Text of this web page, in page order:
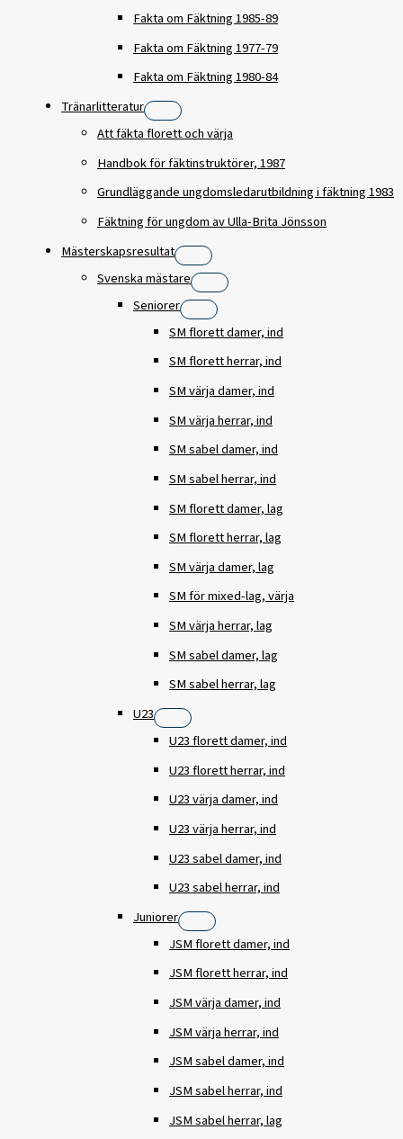
Fakta om Fäktning 1985-89
Fakta om Fäktning 1977-79
Fakta om Fäktning 1980-84
Tränarlitteratur
Att fäkta florett och värja
Handbok för fäktinstruktörer, 1987
Grundläggande ungdomsledarutbildning i fäktning 1983
Fäktning för ungdom av Ulla-Brita Jönsson
Mästerskapsresultat
Svenska mästare
Seniorer
SM florett damer, ind
SM florett herrar, ind
SM värja damer, ind
SM värja herrar, ind
SM sabel damer, ind
SM sabel herrar, ind
SM florett damer, lag
SM florett herrar, lag
SM värja damer, lag
SM för mixed-lag, värja
SM värja herrar, lag
SM sabel damer, lag
SM sabel herrar, lag
U23
U23 florett damer, ind
U23 florett herrar, ind
U23 värja damer, ind
U23 värja herrar, ind
U23 sabel damer, ind
U23 sabel herrar, ind
Juniorer
JSM florett damer, ind
JSM florett herrar, ind
JSM värja damer, ind
JSM värja herrar, ind
JSM sabel damer, ind
JSM sabel herrar, ind
JSM sabel herrar, lag